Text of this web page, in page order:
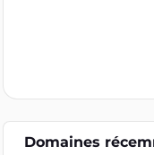
Domaines